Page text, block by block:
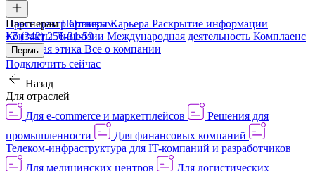
Пресс-центрОтзывыКарьера Раскрытие информации
КонтактыЛицензии Международная деятельность Комплаенс
и деловая этика Все о компании
ПартнерамПартнерам
+7 (342) 256-31-59
Пермь
Подключить сейчас
Назад
Для отраслей
Для e-commerce и маркетплейсов
Решения для
промышленности
Для финансовых компаний
Телеком-инфраструктура для IT-компаний и разработчиков
Для медицинских центров
Для логистических